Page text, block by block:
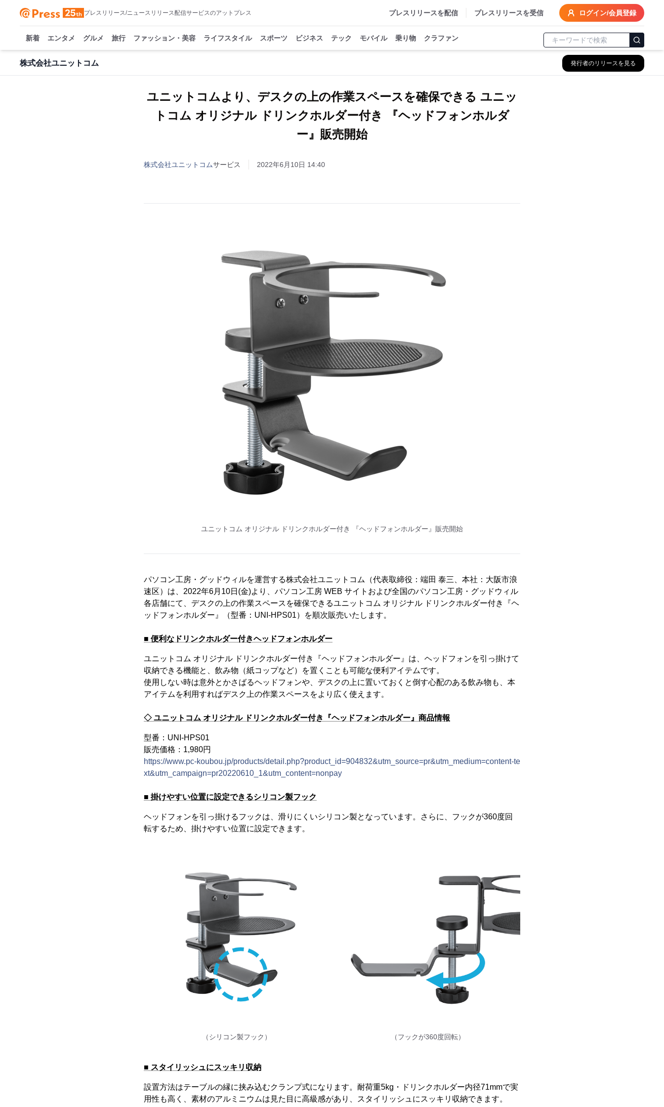
プレスリリース/ニュースリリース配信サービスのアットプレス プレスリリースを配信 プレスリリースを受信 ログイン/会員登録
新着 エンタメ グルメ 旅行 ファッション・美容 ライフスタイル スポーツ ビジネス テック モバイル 乗り物 クラファン
株式会社ユニットコム 発行者のリリースを見る
ユニットコムより、デスクの上の作業スペースを確保できる ユニッ
トコム オリジナル ドリンクホルダー付き 『ヘッドフォンホルダ
ー』販売開始
株式会社ユニットコムサービス 2022年6月10日 14:40
ユニットコム オリジナル ドリンクホルダー付き 『ヘッドフォンホルダー』販売開始
パソコン工房・グッドウィルを運営する株式会社ユニットコム（代表取締役：端田 泰三、本社：大阪市浪
速区）は、2022年6月10日(金)より、パソコン工房 WEB サイトおよび全国のパソコン工房・グッドウィル
各店舗にて、デスクの上の作業スペースを確保できるユニットコム オリジナル ドリンクホルダー付き『ヘ
ッドフォンホルダー』（型番：UNI-HPS01）を順次販売いたします。
■ 便利なドリンクホルダー付きヘッドフォンホルダー
ユニットコム オリジナル ドリンクホルダー付き『ヘッドフォンホルダー』は、ヘッドフォンを引っ掛けて
収納できる機能と、飲み物（紙コップなど）を置くことも可能な便利アイテムです。
使用しない時は意外とかさばるヘッドフォンや、デスクの上に置いておくと倒す心配のある飲み物も、本
アイテムを利用すればデスク上の作業スペースをより広く使えます。
◇ ユニットコム オリジナル ドリンクホルダー付き『ヘッドフォンホルダー』商品情報
型番：UNI-HPS01
販売価格：1,980円
https://www.pc-koubou.jp/products/detail.php?product_id=904832&utm_source=pr&utm_medium=content-te
xt&utm_campaign=pr20220610_1&utm_content=nonpay
■ 掛けやすい位置に設定できるシリコン製フック
ヘッドフォンを引っ掛けるフックは、滑りにくいシリコン製となっています。さらに、フックが360度回
転するため、掛けやすい位置に設定できます。
（シリコン製フック） （フックが360度回転）
■ スタイリッシュにスッキリ収納
設置方法はテーブルの縁に挟み込むクランプ式になります。耐荷重5kg・ドリンクホルダー内径71mmで実
用性も高く、素材のアルミニウムは見た目に高級感があり、スタイリッシュにスッキリ収納できます。